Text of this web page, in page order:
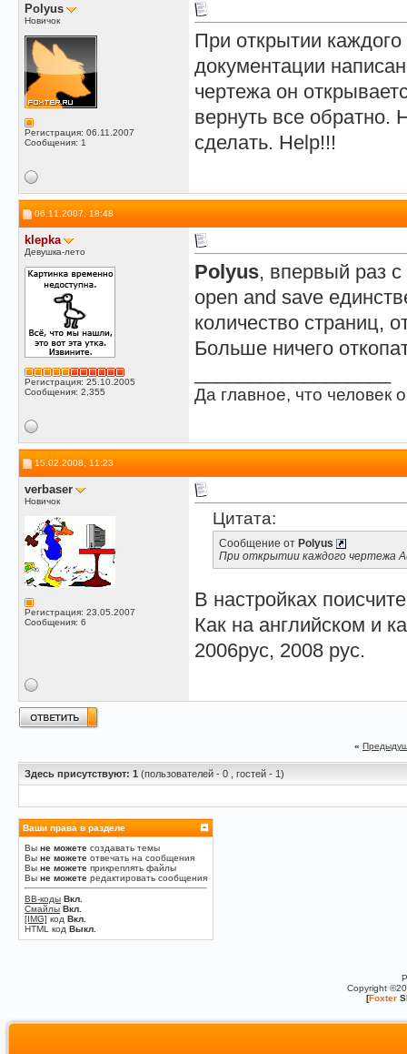
Polyus
Новичок
Регистрация: 06.11.2007
Сообщения: 1
При открытии
документации
чертежа он
вернуть все обратно.
сделать. Help!!!
06.11.2007, 18:48
klepka
Девушка-лето
Регистрация: 25.10.2005
Сообщения: 2,355
Polyus, впервый раз
open and save
количество страниц,
Больше ничего
Да главное, что человек
15.02.2008, 11:23
verbaser
Новичок
Регистрация: 23.05.2007
Сообщения: 6
Цитата:
Сообщение от Polyus
При открытии каждого чертежа
В настройках
Как на английском и
2006рус, 2008 рус.
«
Здесь присутствуют: 1 (пользователей - 0 , гостей - 1)
Ваши права в разделе
Вы не можете создавать темы
Вы не можете отвечать на сообщения
Вы не можете прикреплять файлы
Вы не можете редактировать сообщения
BB-коды Вкл.
Смайлы Вкл.
[IMG] код Вкл.
HTML код Выкл.
Copyright
[Foxter